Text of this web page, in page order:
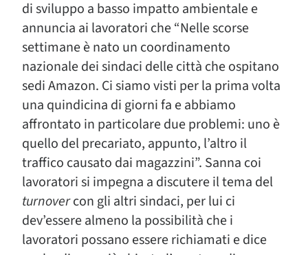
di sviluppo a basso impatto ambientale e
annuncia ai lavoratori che “Nelle scorse
settimane è nato un coordinamento
nazionale dei sindaci delle città che ospitano
sedi Amazon. Ci siamo visti per la prima volta
una quindicina di giorni fa e abbiamo
affrontato in particolare due problemi: uno è
quello del precariato, appunto, l’altro il
traffico causato dai magazzini”. Sanna coi
lavoratori si impegna a discutere il tema del
turnovercon gli altri sindaci, per lui ci
dev’essere almeno la possibilità che i
lavoratori possano essere richiamati e dice